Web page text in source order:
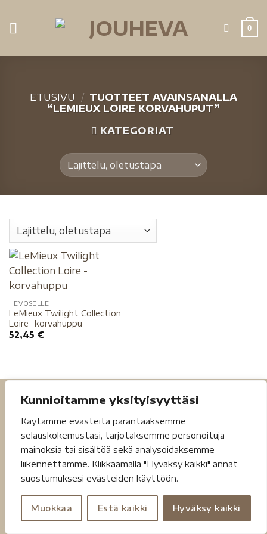
Kunnioitamme yksityisyyttäsi
Käytämme evästeitä parantaaksemme
selauskokemustasi, tarjotaksemme personoituja
mainoksia tai sisältöä sekä analysoidaksemme
liikennettämme. Klikkaamalla "Hyväksy kaikki" annat
suostumuksesi evästeiden käyttöön.
Muokkaa Estä kaikki Hyväksy kaikki
0
ETUSIVU / TUOTTEET AVAINSANALLA
“LEMIEUX LOIRE KORVAHUPUT”
KATEGORIAT
HEVOSELLE
LeMieux Twilight Collection
Loire -korvahuppu
52,45 €
Tietosuojaseloste Toimitusehdot
Copyright 2026 ©Jouheva.net